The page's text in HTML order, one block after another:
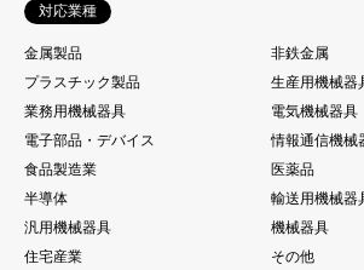
対応業種
金属製品
非鉄金属
プラスチック製品
生産用機械器
業務用機械器具
電気機械器具
電子部品・デバイス
情報通信機械
食品製造業
医薬品
半導体
輸送用機械器
汎用機械器具
機械器具
住宅産業
その他